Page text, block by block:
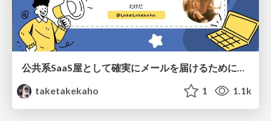
公共系SaaS屋として確実にメールを届けるために日々実施していること
taketakekaho
1 1.1k